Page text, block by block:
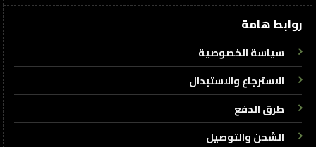
روابط هامة
سياسة الخصوصية
الاسترجاع والاستبدال
طرق الدفع
الشحن والتوصيل